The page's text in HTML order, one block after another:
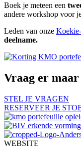
Boek je meteen een
andere workshop voor
Leden van onze
deelname.
Vraag er maar
STEL JE VRAGEN
RESERVEER JE
WEBSITE